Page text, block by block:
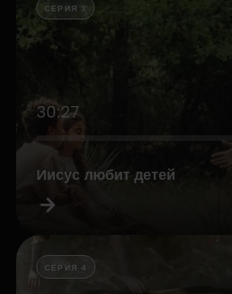
СЕРИЯ 3
30:27
Иисус любит детей
СЕРИЯ 4